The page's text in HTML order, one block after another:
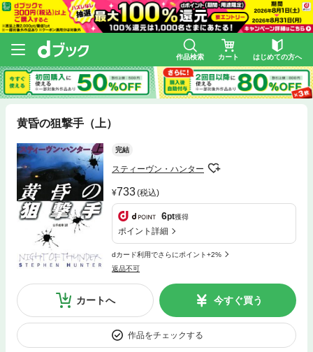
作品検索 カート はじめての方へ
黄昏の狙撃手（上）
完結
スティーヴン・ハンター
733(税込)
6pt獲得
ポイント詳細
dカード利用でさらにポイント+2%
返品不可
カートへ 今すぐ買う
作品をチェックする